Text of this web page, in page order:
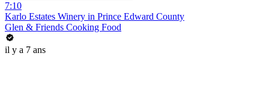
7:10
Karlo Estates Winery in Prince Edward County
Glen & Friends Cooking Food
il y a 7 ans